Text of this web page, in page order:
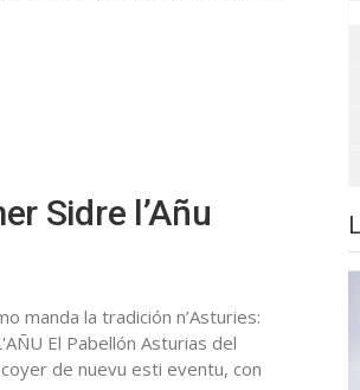
Sidre l’Añu
manda la tradición n’Asturies:
El Pabellón Asturias del
de nuevu esti eventu, con